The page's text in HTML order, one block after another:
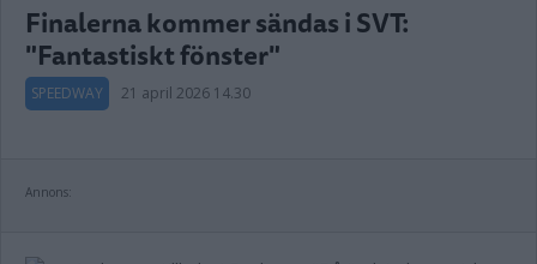
Finalerna kommer sändas i SVT:
"Fantastiskt fönster"
SPEEDWAY 21 april 2026 14.30
Annons: